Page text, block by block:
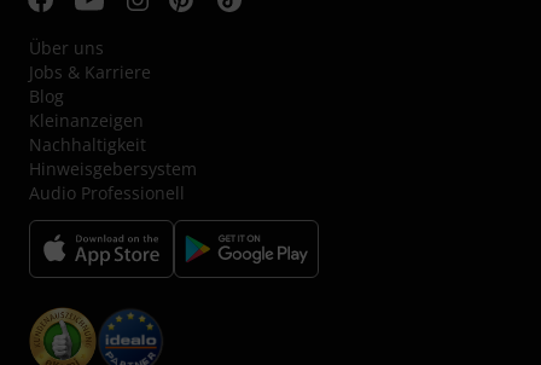
Über uns
Jobs & Karriere
Blog
Kleinanzeigen
Nachhaltigkeit
Hinweisgebersystem
Audio Professionell